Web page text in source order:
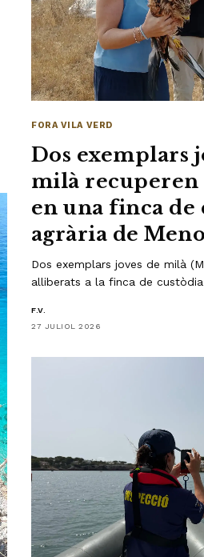
FORA VILA VERD
Dos exemplars
milà
en una finca de
agrària de
Dos exemplars joves de milà
alliberats a la finca de
F.V.
27 JULIOL 2026